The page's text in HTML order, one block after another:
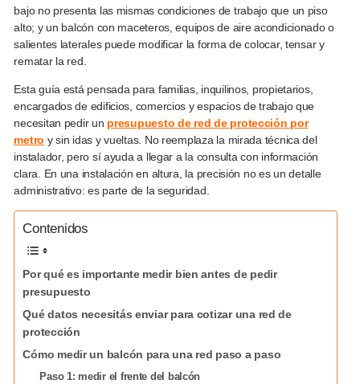
bajo no presenta las mismas condiciones de trabajo que un piso
alto; y un balcón con maceteros, equipos de aire acondicionado o
salientes laterales puede modificar la forma de colocar, tensar y
rematar la red.
Esta guía está pensada para familias, inquilinos, propietarios,
encargados de edificios, comercios y espacios de trabajo que
necesitan pedir un presupuesto de red de protección por
metro y sin idas y vueltas. No reemplaza la mirada técnica del
instalador, pero sí ayuda a llegar a la consulta con información
clara. En una instalación en altura, la precisión no es un detalle
administrativo: es parte de la seguridad.
Contenidos
Por qué es importante medir bien antes de pedir
presupuesto
Qué datos necesitás enviar para cotizar una red de
protección
Cómo medir un balcón para una red paso a paso
Paso 1: medir el frente del balcón